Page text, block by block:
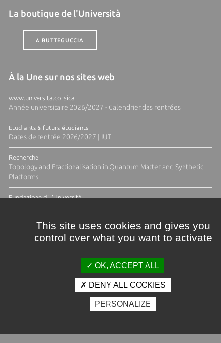
La boutique de l'Università
A BUTTEGUCCIA
À la Une sur nos sites web
www.universita.corsica
Année universitaire 2026/2027 - Calendrier des rentrées
Etudiants & futurs étudiants
Dates de rentrée 2026/2027 | IUT
Recherche
Topology and Fractionalisation in Quantum Matter and Synthetic
Platforms
Fundazione di l'Università
Crédits et mentions légales
Espace presse
Photothèque
This site uses cookies and gives you
control over what you want to activate
OK, ACCEPT ALL
DENY ALL COOKIES
PERSONALIZE